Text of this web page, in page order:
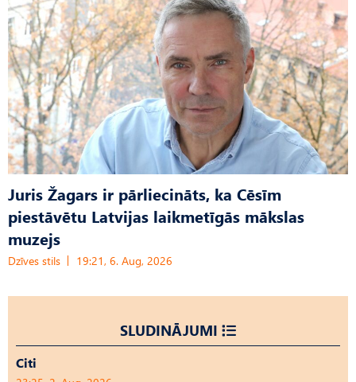
Juris Žagars ir pārliecināts, ka Cēsīm
piestāvētu Latvijas laikmetīgās mākslas
muzejs
Dzīves stils 19:21, 6. Aug, 2026
SLUDINĀJUMI
Citi